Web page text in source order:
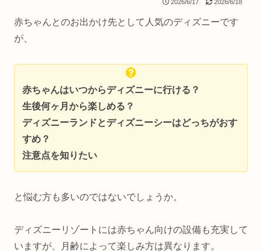
2026/6/17 2026/6/18
赤ちゃんとのお出かけ先として人気のディズニーです
が、
赤ちゃんはいつからディズニーに行ける？
生後何ヶ月から楽しめる？
ディズニーランドとディズニーシーはどっちがおす
すめ？
注意点を知りたい
と悩む方も多いのではないでしょうか。
ディズニーリゾートには赤ちゃん向けの設備も充実して
いますが、月齢によって楽しみ方は異なります。